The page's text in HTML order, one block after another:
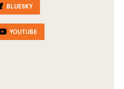
BLUESKY
YOUTUBE